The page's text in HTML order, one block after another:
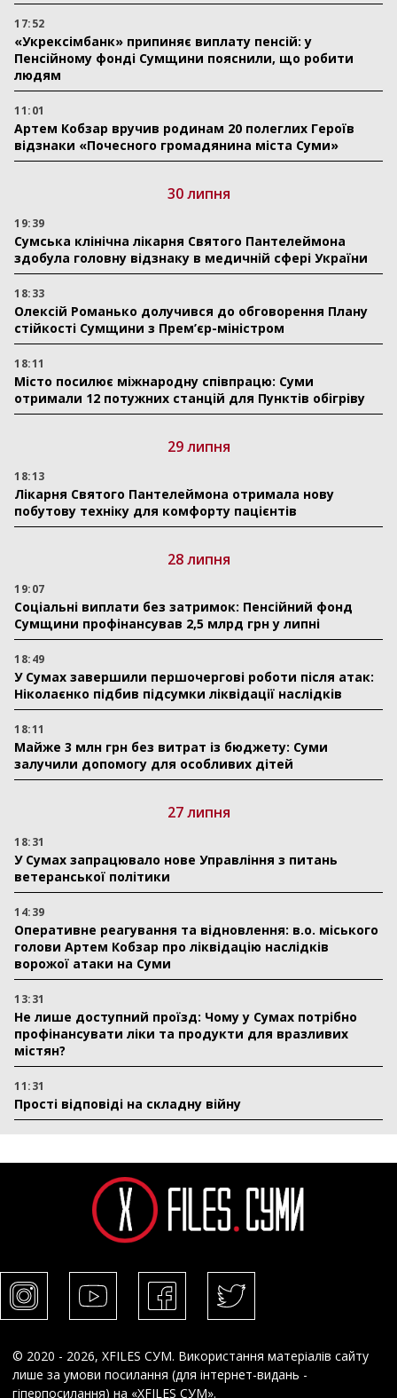
17:52
«Укрексімбанк» припиняє виплату пенсій: у
Пенсійному фонді Сумщини пояснили, що робити
людям
11:01
Артем Кобзар вручив родинам 20 полеглих Героїв
відзнаки «Почесного громадянина міста Суми»
30 липня
19:39
Сумська клінічна лікарня Святого Пантелеймона
здобула головну відзнаку в медичній сфері України
18:33
Олексій Романько долучився до обговорення Плану
стійкості Сумщини з Прем’єр-міністром
18:11
Місто посилює міжнародну співпрацю: Суми
отримали 12 потужних станцій для Пунктів обігріву
29 липня
18:13
Лікарня Святого Пантелеймона отримала нову
побутову техніку для комфорту пацієнтів
28 липня
19:07
Соціальні виплати без затримок: Пенсійний фонд
Сумщини профінансував 2,5 млрд грн у липні
18:49
У Сумах завершили першочергові роботи після атак:
Ніколаєнко підбив підсумки ліквідації наслідків
18:11
Майже 3 млн грн без витрат із бюджету: Суми
залучили допомогу для особливих дітей
27 липня
18:31
У Сумах запрацювало нове Управління з питань
ветеранської політики
14:39
Оперативне реагування та відновлення: в.о. міського
голови Артем Кобзар про ліквідацію наслідків
ворожої атаки на Суми
13:31
Не лише доступний проїзд: Чому у Сумах потрібно
профінансувати ліки та продукти для вразливих
містян?
11:31
Прості відповіді на складну війну
© 2020 - 2026, XFILES СУМ. Використання матеріалів сайту
лише за умови посилання (для інтернет-видань -
гіперпосилання) на «XFILES СУМ».